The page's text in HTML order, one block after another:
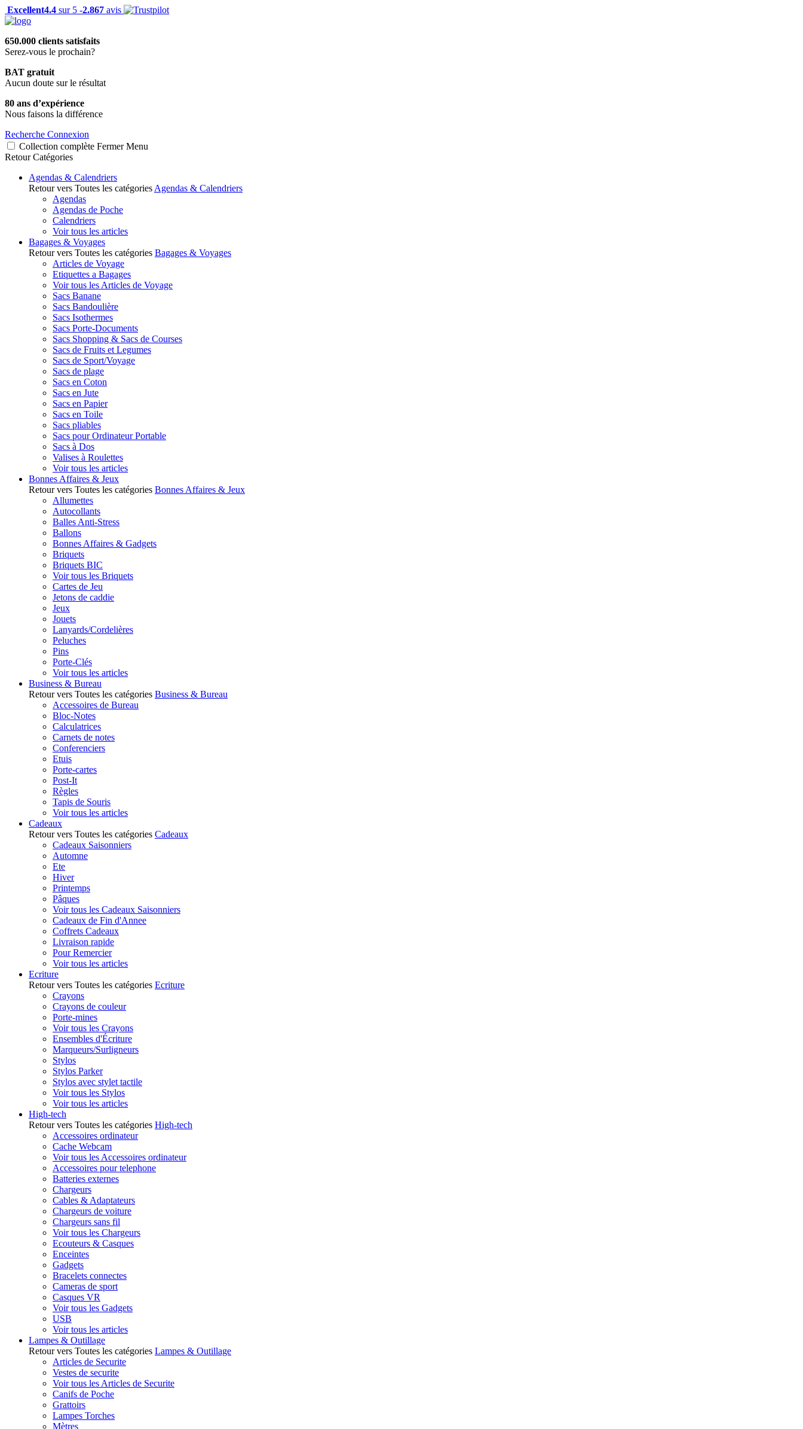
Excellent4.4 sur 5 -2.867 avis
650.000 clients satisfaits
Serez-vous le prochain?
BAT gratuit
Aucun doute sur le résultat
80 ans d’expérience
Nous faisons la différence
Recherche Connexion
Collection complète Fermer Menu
Retour Catégories
Agendas & Calendriers
Retour vers Toutes les catégories Agendas & Calendriers
Agendas
Agendas de Poche
Calendriers
Voir tous les articles
Bagages & Voyages
Retour vers Toutes les catégories Bagages & Voyages
Articles de Voyage
Etiquettes a Bagages
Voir tous les Articles de Voyage
Sacs Banane
Sacs Bandoulière
Sacs Isothermes
Sacs Porte-Documents
Sacs Shopping & Sacs de Courses
Sacs de Fruits et Legumes
Sacs de Sport/Voyage
Sacs de plage
Sacs en Coton
Sacs en Jute
Sacs en Papier
Sacs en Toile
Sacs pliables
Sacs pour Ordinateur Portable
Sacs à Dos
Valises à Roulettes
Voir tous les articles
Bonnes Affaires & Jeux
Retour vers Toutes les catégories Bonnes Affaires & Jeux
Allumettes
Autocollants
Balles Anti-Stress
Ballons
Bonnes Affaires & Gadgets
Briquets
Briquets BIC
Voir tous les Briquets
Cartes de Jeu
Jetons de caddie
Jeux
Jouets
Lanyards/Cordelières
Peluches
Pins
Porte-Clés
Voir tous les articles
Business & Bureau
Retour vers Toutes les catégories Business & Bureau
Accessoires de Bureau
Bloc-Notes
Calculatrices
Carnets de notes
Conferenciers
Etuis
Porte-cartes
Post-It
Règles
Tapis de Souris
Voir tous les articles
Cadeaux
Retour vers Toutes les catégories Cadeaux
Cadeaux Saisonniers
Automne
Ete
Hiver
Printemps
Pâques
Voir tous les Cadeaux Saisonniers
Cadeaux de Fin d'Annee
Coffrets Cadeaux
Livraison rapide
Pour Remercier
Voir tous les articles
Ecriture
Retour vers Toutes les catégories Ecriture
Crayons
Crayons de couleur
Porte-mines
Voir tous les Crayons
Ensembles d'Écriture
Marqueurs/Surligneurs
Stylos
Stylos Parker
Stylos avec stylet tactile
Voir tous les Stylos
Voir tous les articles
High-tech
Retour vers Toutes les catégories High-tech
Accessoires ordinateur
Cache Webcam
Voir tous les Accessoires ordinateur
Accessoires pour telephone
Batteries externes
Chargeurs
Cables & Adaptateurs
Chargeurs de voiture
Chargeurs sans fil
Voir tous les Chargeurs
Ecouteurs & Casques
Enceintes
Gadgets
Bracelets connectes
Cameras de sport
Casques VR
Voir tous les Gadgets
USB
Voir tous les articles
Lampes & Outillage
Retour vers Toutes les catégories Lampes & Outillage
Articles de Securite
Vestes de securite
Voir tous les Articles de Securite
Canifs de Poche
Grattoirs
Lampes Torches
Mètres